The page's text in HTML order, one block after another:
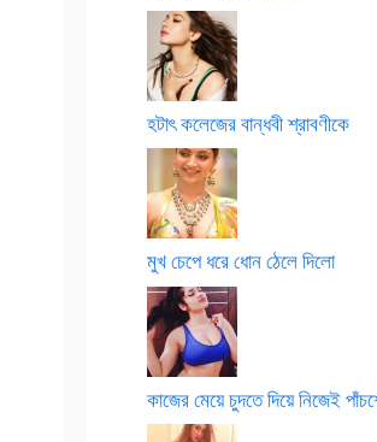
হটাৎ কলেজের বান্ধবী শ্রাবণীকে
মুখ চেপে ধরে ধোন ঠেলে দিলো
কাজের মেয়ে চুদতে দিয়ে নিজেই